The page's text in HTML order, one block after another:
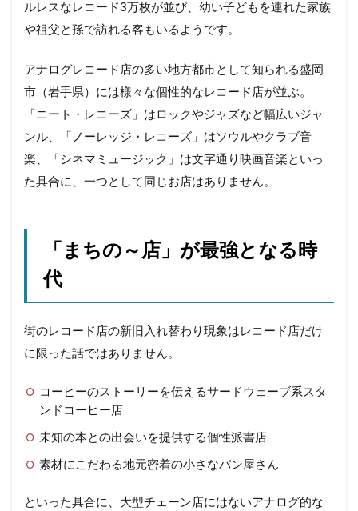
ルレスなレコード3万枚が並び、幼い子どもを連れた家族
や祖父と孫で訪れる客もいるようです。
アナログレコード店の多い地方都市として知られる盛岡
市（岩手県）には様々な個性的なレコード店が並ぶ。
「ニート・レコーズ」はロックやジャズなど幅広いジャ
ンル、「ノーレッジ・レコーズ」はソウルやクラブ音
楽、「シネマミュージック」は文字通り映画音楽といっ
た具合に、一つとして同じお店はありません。
「まちの～店」が最強となる時
代
街のレコード店の新旧入れ替わり現象はレコード店だけ
に限った話ではありません。
コーヒーのストーリーを伝えるサードウェーブ系スタ
ンドコーヒー店
未知の本との出会いを提供する個性派書店
素材にこだわる地元密着の小さなパン屋さん
といった具合に、大型チェーン店にはないアナログ的な